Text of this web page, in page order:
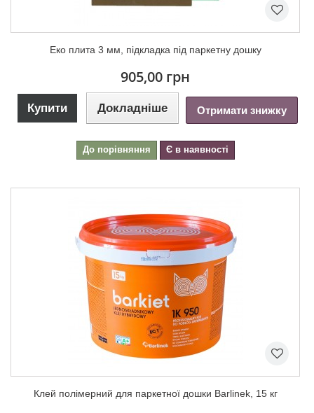
Еко плита 3 мм, підкладка під паркетну дошку
905,00 грн
Купити Докладніше Отримати знижку
До порівняння Є в наявності
Клей полімерний для паркетної дошки Barlinek, 15 кг